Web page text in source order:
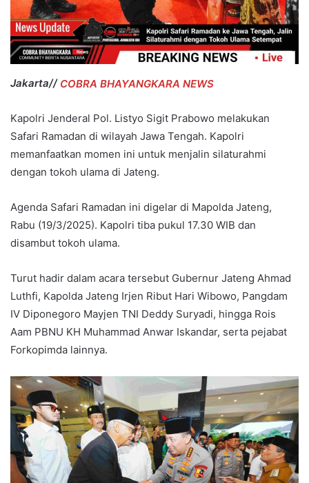
Jakarta// COBRA BHAYANGKARA NEWS
Kapolri Jenderal Pol. Listyo Sigit Prabowo melakukan
Safari Ramadan di wilayah Jawa Tengah. Kapolri
memanfaatkan momen ini untuk menjalin silaturahmi
dengan tokoh ulama di Jateng.
Agenda Safari Ramadan ini digelar di Mapolda Jateng,
Rabu (19/3/2025). Kapolri tiba pukul 17.30 WIB dan
disambut tokoh ulama.
Turut hadir dalam acara tersebut Gubernur Jateng Ahmad
Luthfi, Kapolda Jateng Irjen Ribut Hari Wibowo, Pangdam
IV Diponegoro Mayjen TNI Deddy Suryadi, hingga Rois
Aam PBNU KH Muhammad Anwar Iskandar, serta pejabat
Forkopimda lainnya.